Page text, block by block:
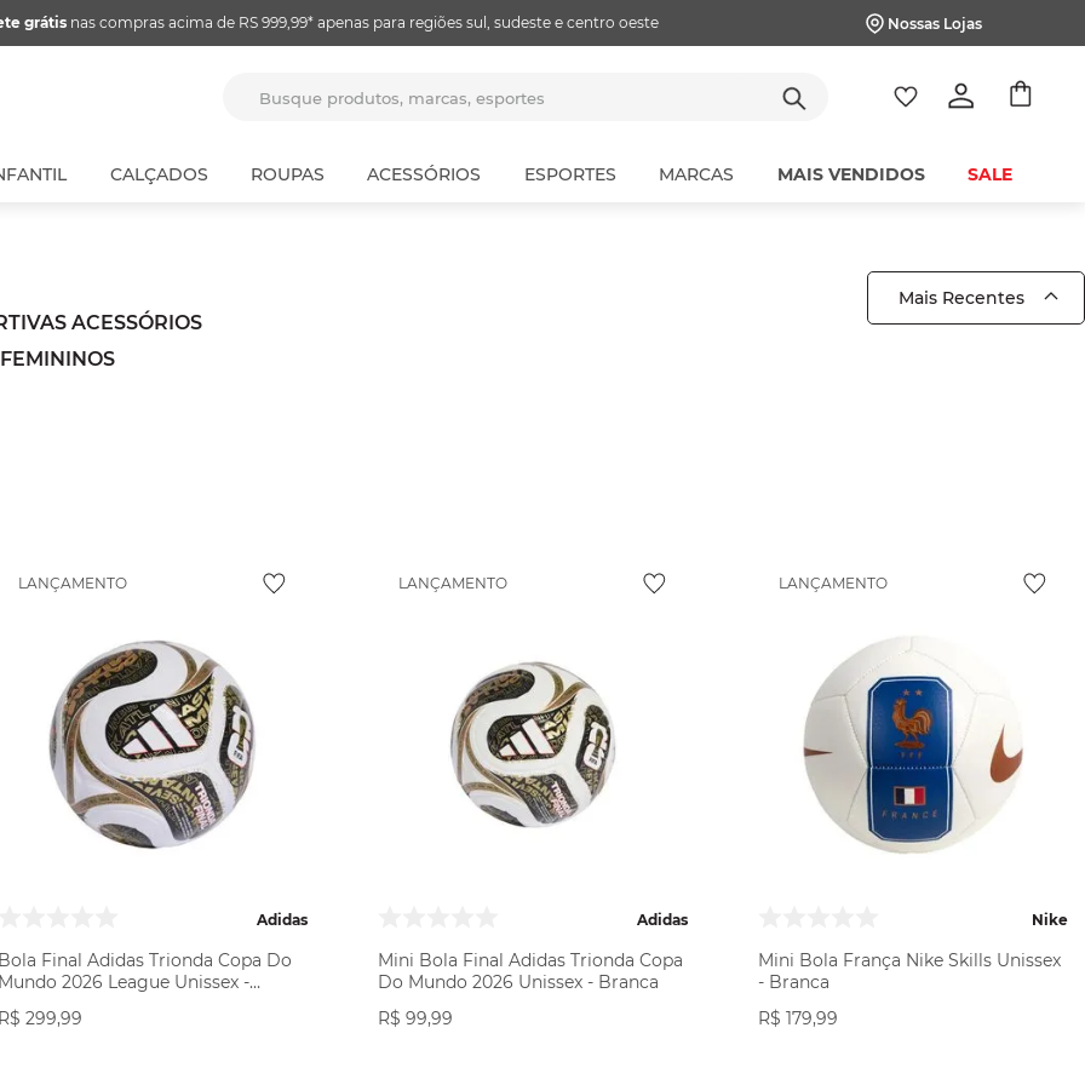
grátisnas compras acima de RS 999,99* apenas para regiões sul, sudeste e centro oeste Nossas Lojas
CALÇADOS ROUPAS ACESSÓRIOS ESPORTES MARCAS MAIS VENDIDOS SALE
ACESSÓRIOS
Mais Recentes
LANÇAMENTO
Adidas
Bola Final Adidas Trionda Copa Do
Mundo 2026 League Unissex -
Branca
R$ 299,99
LANÇAMENTO
Adidas
Mini Bola Final Adidas Trionda Copa
Do Mundo 2026 Unissex - Branca
R$ 99,99
LANÇAMENTO
Nike
Mini Bola França Nike Skills Unissex
- Branca
R$ 179,99